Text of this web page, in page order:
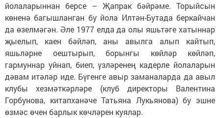
йолаларыннан берсе – Җапрак бәйрәме. Торыйсын
көненә багышланган бу йола Илтән-Бутада беркайчан
да өзелмәгән. Әле 1977 елда да олы яшьтәге хатыннар
җыелып, каен бәйләп, аны авылга алып кайтып,
яшьләрне оештырып, борынгы көйләр көйләп,
гармуннар уйнап, биеп, үзләренең кадерле йолаларын
дәвам итәләр иде. Бүгенге авыр заманаларда да авыл
клубы хезмәткәрләре (клуб директоры Валентина
Горбунова, китапханәче Татьяна Лукьянова) бу эшне
өзмәс өчен барлык көчләрен куялар.